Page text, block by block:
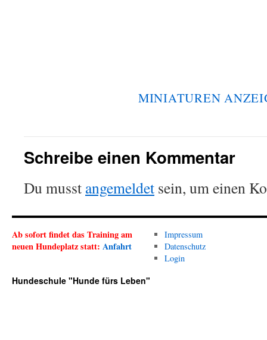
MINIATUREN
Schreibe einen Kommentar
Du musst angemeldet sein, um einen
Ab sofort findet das Training am
neuen Hundeplatz statt: Anfahrt
Impressum
Datenschutz
Login
Hundeschule "Hunde fürs Leben"